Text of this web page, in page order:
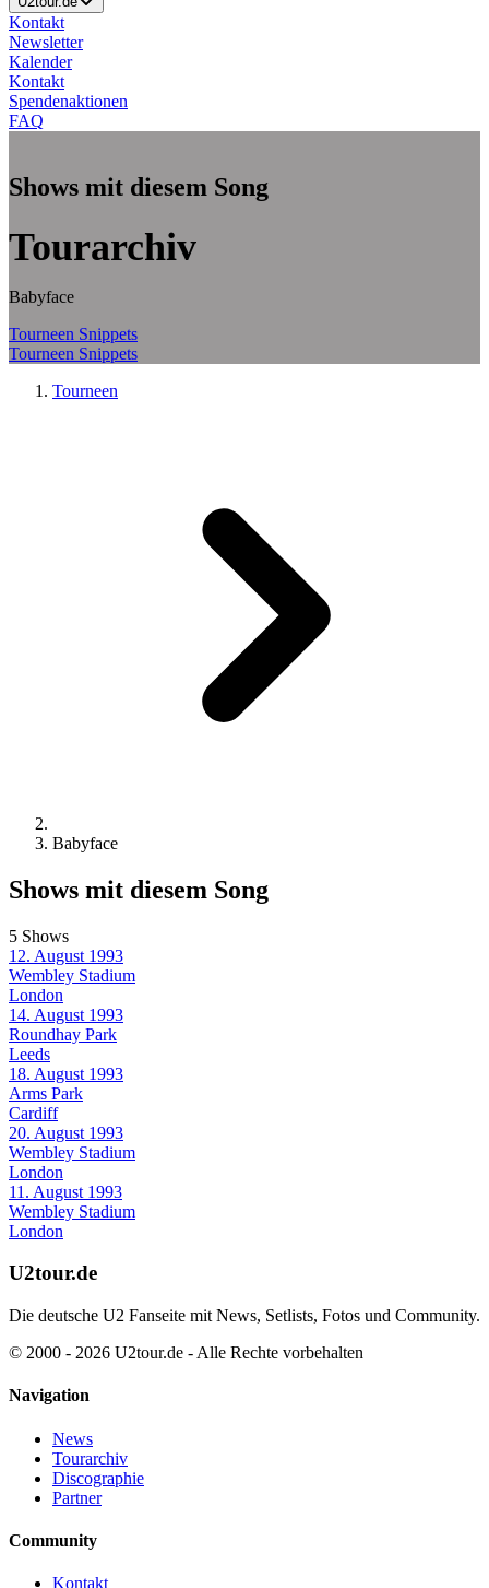
Kontakt
Newsletter
Kalender
Kontakt
Spendenaktionen
FAQ
Shows mit diesem Song
Tourarchiv
Babyface
Tourneen Snippets
Tourneen Snippets
Tourneen
Babyface
Shows mit diesem Song
5 Shows
12. August 1993
Wembley Stadium
London
14. August 1993
Roundhay Park
Leeds
18. August 1993
Arms Park
Cardiff
20. August 1993
Wembley Stadium
London
11. August 1993
Wembley Stadium
London
U2tour.de
Die deutsche U2 Fanseite mit News, Setlists, Fotos und Community.
© 2000 - 2026 U2tour.de - Alle Rechte vorbehalten
Navigation
News
Tourarchiv
Discographie
Partner
Community
Kontakt